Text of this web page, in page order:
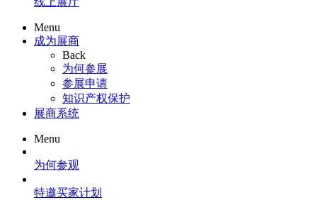
Menu
成为展商
Back
为何参展
参展申请
知识产权保护
展商系统
Menu
为何参观
特邀买家计划